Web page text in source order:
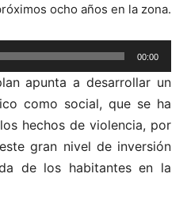
ocho años en la zona.
00:00
apunta a desarrollar un
como social, que se ha
hechos de violencia, por
gran nivel de inversión
de los habitantes en la